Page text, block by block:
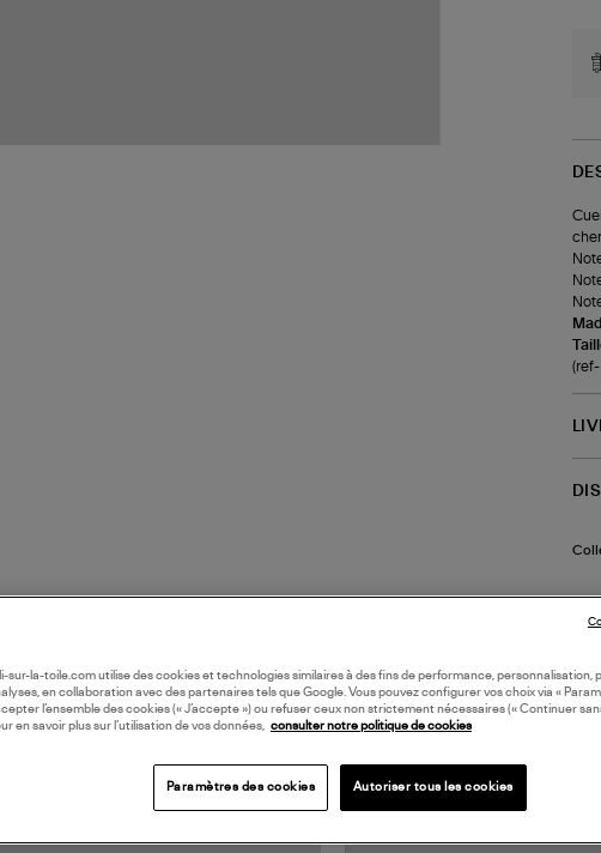
(ref-
sur-la-toile.com utilise des cookies et technologies similaires à des fins de performance, personnalisation,
en collaboration avec des partenaires tels que Google. Vous pouvez configurer vos choix via «
l’ensemble des cookies (« J’accepte ») ou refuser ceux non strictement nécessaires (« Continuer
en savoir plus sur l’utilisation de vos données,
consulter notre politique de cookies
Paramètres des cookies Autoriser tous les cookies